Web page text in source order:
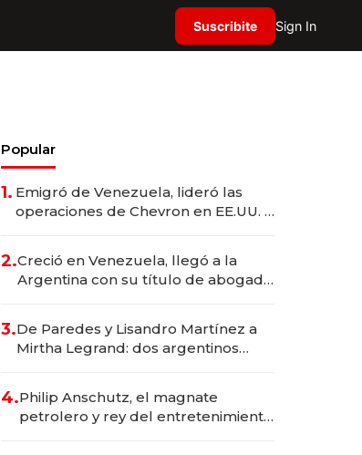
Suscribite Sign In
Popular
1. Emigró de Venezuela, lideró las
operaciones de Chevron en EE.UU. y
2.Creció en Venezuela, llegó a la
Argentina con su título de abogado
marcas "fast premium"
3.De Paredes y Lisandro Martínez a
Mirtha Legrand: dos argentinos
4.Philip Anschutz, el magnate
petrolero y rey del entretenimiento